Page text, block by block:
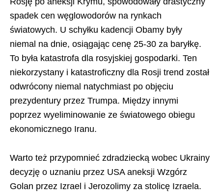
spadek cen węglowodorów na rynkach
światowych. U schyłku kadencji Obamy były
niemal na dnie, osiągając cenę 25-30 za baryłkę.
To była katastrofa dla rosyjskiej gospodarki. Ten
niekorzystany i katastroficzny dla Rosji trend został
odwrócony niemal natychmiast po objęciu
prezydentury przez Trumpa. Między innymi
poprzez wyeliminowanie ze światowego obiegu
ekonomicznego Iranu.
Warto też przypomnieć zdradziecką wobec Ukrainy
decyzję o uznaniu przez USA aneksji Wzgórz
Golan przez Izrael i Jerozolimy za stolicę Izraela.